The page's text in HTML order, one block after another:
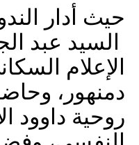
حيث أدار
السيد عبد
الإعلام
دمنهور،
روحية داوود